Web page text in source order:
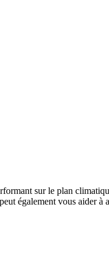
sur le plan
également vous aider à